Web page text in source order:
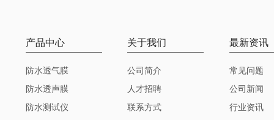
产品中心
防水透气膜
防水透声膜
防水测试仪
关于我们
公司简介
人才招聘
联系方式
最新资讯
常见问题
公司新闻
行业资讯